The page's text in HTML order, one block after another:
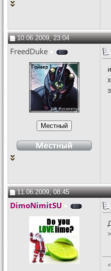
De@th K!dИсполнено.
q1tтак вот причина
10.06.2009, 23:04
FreedDuke
11.06.2009, 08:45
DimoNimitSU